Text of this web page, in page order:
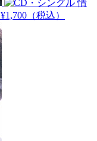
情
¥1,700（税込）